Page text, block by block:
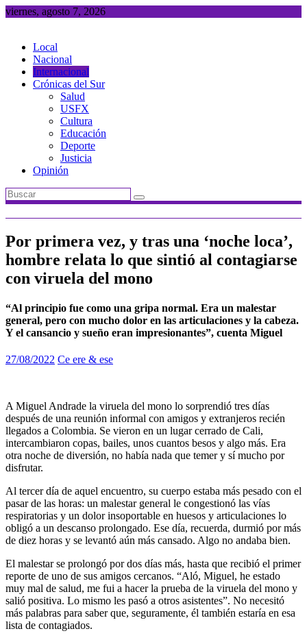
Saltar
viernes, agosto 7, 2026
Local
Nacional
Internacional
Crónicas del Sur
Salud
USFX
Cultura
Educación
Deporte
Justicia
Opinión
Por primera vez, y tras una ‘noche loca’,
hombre relata lo que sintió al contagiarse
con viruela del mono
“Al principio fue como una gripa normal. Era un malestar
general, pero con mucho dolor en las articulaciones y la cabeza.
Y el cansancio y sueño eran impresionantes”, cuenta Miguel
27/08/2022 Ce ere & ese
A Miguel Andrade la viruela del mono lo sorprendió tres días
después de una reunión informal con amigos y extranjeros recién
llegados a Colombia. Se vieron en un lugar cerrado de Cali,
intercambiaron copas, bailes, unos cuantos besos y algo más. Era
otra noche de diversión, no había nada que temer y sí mucho por
disfrutar.
Al tercer día de aquel encuentro, su cuerpo estaba más pesado con el
pasar de las horas: un malestar general le congestionó las vías
respiratorias y un dolor insoportable en huesos y articulaciones lo
obligó a un descanso prolongado. Ese día, recuerda, durmió por más
de diez horas y se levantó aún más cansado. Algo no andaba bien.
El malestar se prolongó por dos días más, hasta que recibió el primer
reporte de uno de sus amigos cercanos. “Aló, Miguel, he estado
muy mal de salud, me fui a hacer la prueba de la viruela del mono y
salió positiva. Lo mismo les pasó a otros asistentes”. No necesitó
más palabras para saber que, seguramente, él también estaría en esa
lista de contagiados.